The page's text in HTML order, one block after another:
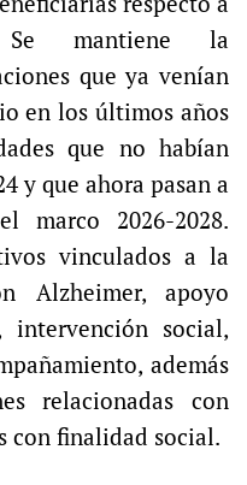
Se mantiene la
que ya venían
en los últimos años
que no habían
y que ahora pasan a
marco 2026-2028.
vinculados a la
Alzheimer, apoyo
social,
además
relacionadas con
con finalidad social.